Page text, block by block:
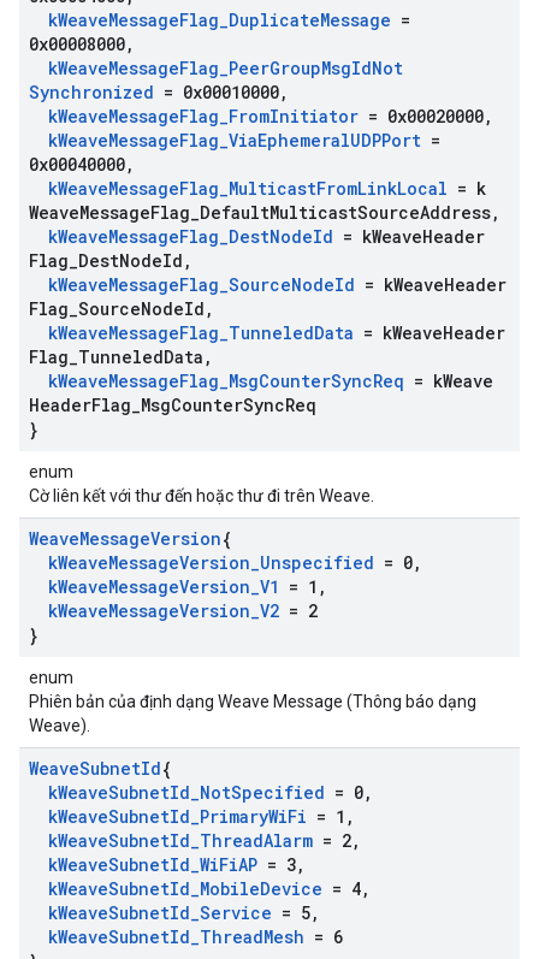
kWeaveMessageFlag_DuplicateMessage =
0x00008000,
kWeaveMessageFlag_PeerGroupMsgIdNot
Synchronized = 0x00010000,
kWeaveMessageFlag_FromInitiator = 0x00020000,
kWeaveMessageFlag_ViaEphemeralUDPPort =
0x00040000,
kWeaveMessageFlag_MulticastFromLinkLocal = k
WeaveMessageFlag DefaultMulticastSourceAddress,
kWeaveMessageFlag_DestNodeId = kWeaveHeader
Flag DestNodeId ,
kWeaveMessageFlag_SourceNodeId = kWeaveHeader
Flag SourceNodeId ,
kWeaveMessageFlag_TunneledData = kWeaveHeader
Flag TunneledData ,
kWeaveMessageFlag_MsgCounterSyncReq = kWeave
HeaderFlag MsgCounterSyncReq
}
enum
Cờ liên kết với thư đến hoặc thư đi trên Weave.
WeaveMessageVersion{
kWeaveMessageVersion_Unspecified = 0,
kWeaveMessageVersion_V1 = 1 ,
kWeaveMessageVersion_V2 = 2
}
enum
Phiên bản của định dạng Weave Message (Thông báo dạng
Weave).
WeaveSubnetId{
kWeaveSubnetId_NotSpecified = 0,
kWeaveSubnetId_PrimaryWiFi = 1 ,
kWeaveSubnetId_ThreadAlarm = 2,
kWeaveSubnetId_WiFiAP = 3,
kWeaveSubnetId_MobileDevice = 4,
kWeaveSubnetId_Service = 5,
kWeaveSubnetId_ThreadMesh = 6